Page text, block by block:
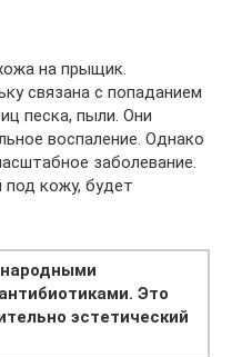
на прыщик.
связана с попаданием
песка, пыли. Они
воспаление. Однако
заболевание.
кожу, будет
Это
эстетический